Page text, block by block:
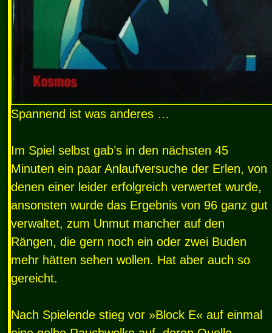
Spannend ist was anderes …
Im Spiel selbst gab’s in den nächsten 45
Minuten ein paar Anlaufversuche der Erlen, von
denen einer leider erfolgreich verwertet wurde,
ansonsten wurde das Ergebnis von 96 ganz gut
verwaltet, zum Unmut mancher auf den
Rängen, die gern noch ein oder zwei Buden
mehr hätten sehen wollen. Hat aber auch so
gereicht.
Nach Spielende stieg vor »Block E« auf einmal